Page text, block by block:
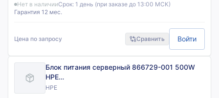
Нет в наличииСрок: 1 день (при заказе до 13:00 МСК)
Гарантия 12 мес.
Цена по запросу Сравнить Войти
Блок питания серверный 866729-001 500W
HPE
BL460cG10/DL120G10/DL160G10/DL180G10/
HPE